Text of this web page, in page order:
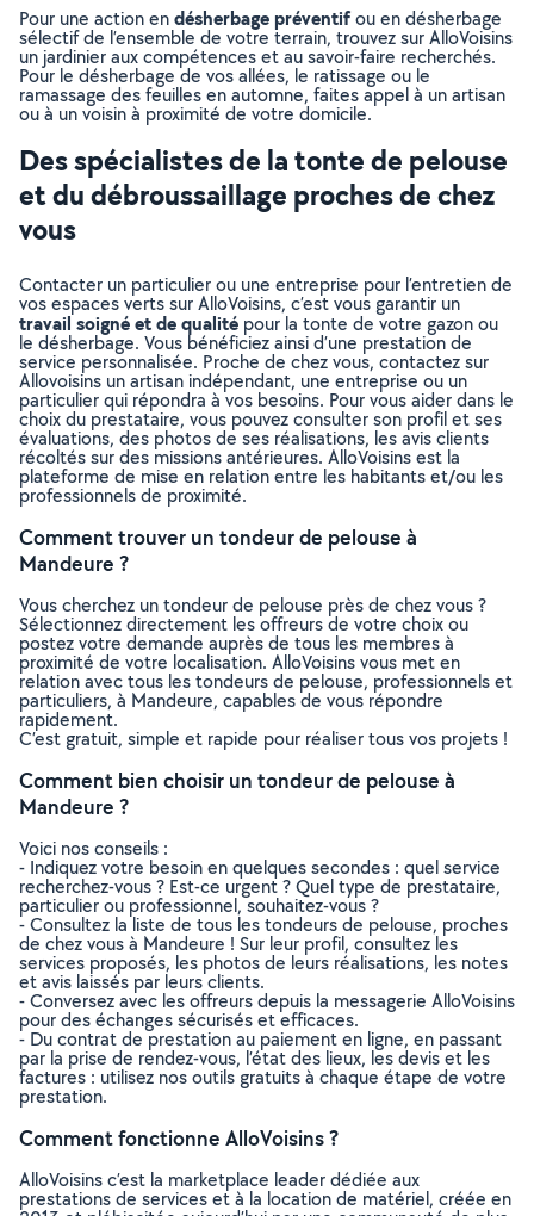
Pour une action endésherbage préventifou en désherbage
sélectif de l’ensemble de votre terrain, trouvez sur AlloVoisins
un jardinier aux compétences et au savoir-faire recherchés.
Pour le désherbage de vos allées, le ratissage ou le
ramassage des feuilles en automne, faites appel à un artisan
ou à un voisin à proximité de votre domicile.
Des spécialistes de la tonte de pelouse
et du débroussaillage proches de chez
vous
Contacter un particulier ou une entreprise pour l’entretien de
vos espaces verts sur AlloVoisins, c’est vous garantir un
travail soigné et de qualité pour la tonte de votre gazon ou
le désherbage. Vous bénéficiez ainsi d’une prestation de
service personnalisée. Proche de chez vous, contactez sur
Allovoisins un artisan indépendant, une entreprise ou un
particulier qui répondra à vos besoins. Pour vous aider dans le
choix du prestataire, vous pouvez consulter son profil et ses
évaluations, des photos de ses réalisations, les avis clients
récoltés sur des missions antérieures. AlloVoisins est la
plateforme de mise en relation entre les habitants et/ou les
professionnels de proximité.
Comment trouver un tondeur de pelouse à
Mandeure ?
Vous cherchez un tondeur de pelouse près de chez vous ?
Sélectionnez directement les offreurs de votre choix ou
postez votre demande auprès de tous les membres à
proximité de votre localisation. AlloVoisins vous met en
relation avec tous les tondeurs de pelouse, professionnels et
particuliers, à Mandeure, capables de vous répondre
rapidement.
C’est gratuit, simple et rapide pour réaliser tous vos projets !
Comment bien choisir un tondeur de pelouse à
Mandeure ?
Voici nos conseils :
- Indiquez votre besoin en quelques secondes : quel service
recherchez-vous ? Est-ce urgent ? Quel type de prestataire,
particulier ou professionnel, souhaitez-vous ?
- Consultez la liste de tous les tondeurs de pelouse, proches
de chez vous à Mandeure ! Sur leur profil, consultez les
services proposés, les photos de leurs réalisations, les notes
et avis laissés par leurs clients.
- Conversez avec les offreurs depuis la messagerie AlloVoisins
pour des échanges sécurisés et efficaces.
- Du contrat de prestation au paiement en ligne, en passant
par la prise de rendez-vous, l’état des lieux, les devis et les
factures : utilisez nos outils gratuits à chaque étape de votre
prestation.
Comment fonctionne AlloVoisins ?
AlloVoisins c’est la marketplace leader dédiée aux
prestations de services et à la location de matériel, créée en